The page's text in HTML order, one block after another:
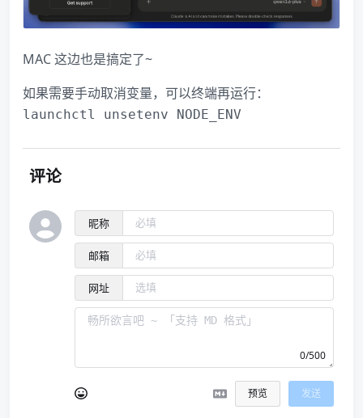
MAC 这边也是搞定了~
如果需要手动取消变量，可以终端再运行：
launchctl unsetenv NODE_ENV
评论
昵称
邮箱
网址
0/500
预览 发送